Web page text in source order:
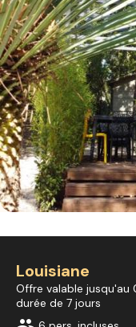
Louisiane
Offre valable
durée de 7 jours